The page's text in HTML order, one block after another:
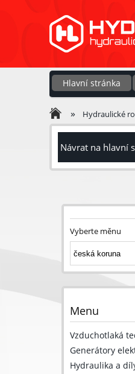
Hlavní stránka
» Hydraulické
Návrat na hlavní
Vyberte měnu
Menu
Vzduchotlaká
Generátory
Hydraulika a